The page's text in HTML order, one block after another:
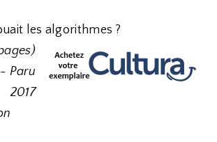
les algorithmes ?
Paru